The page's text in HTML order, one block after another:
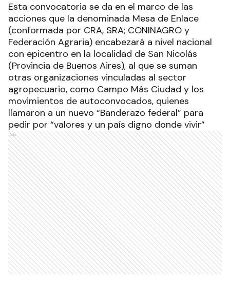
Esta convocatoria se da en el marco de las
acciones que la denominada Mesa de Enlace
(conformada por CRA, SRA; CONINAGRO y
Federación Agraria) encabezará a nivel nacional
con epicentro en la localidad de San Nicolás
(Provincia de Buenos Aires), al que se suman
otras organizaciones vinculadas al sector
agropecuario, como Campo Más Ciudad y los
movimientos de autoconvocados, quienes
llamaron a un nuevo “Banderazo federal” para
pedir por “valores y un país digno donde vivir”
Ads